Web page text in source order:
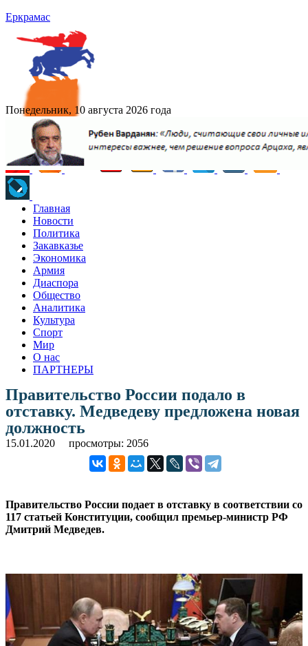
Еркрамас
Понедельник, 10 августа 2026 года
Главная
Новости
Политика
Закавказье
Экономика
Армия
Диаспора
Общество
Аналитика
Культура
Спорт
Мир
О нас
ПАРТНЕРЫ
Правительство России подало в
отставку. Медведеву предложена новая
должность
15.01.2020 просмотры: 2056
Правительство России подает в отставку в соответствии со
117 статьей Конституции, сообщил премьер-министр РФ
Дмитрий Медведев.